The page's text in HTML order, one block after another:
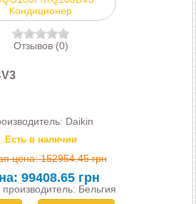
Отзывов (0)
Daikin
Есть в наличии
цена:152954.45 грн
99408.65 грн
Бельгия